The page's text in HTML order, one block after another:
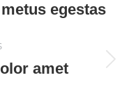
egestas
amet